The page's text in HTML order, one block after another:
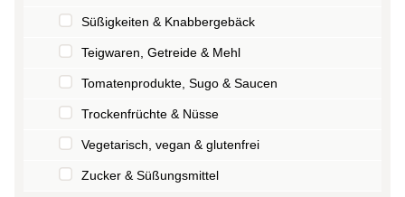
Süßigkeiten & Knabbergebäck
Teigwaren, Getreide & Mehl
Tomatenprodukte, Sugo & Saucen
Trockenfrüchte & Nüsse
Vegetarisch, vegan & glutenfrei
Zucker & Süßungsmittel